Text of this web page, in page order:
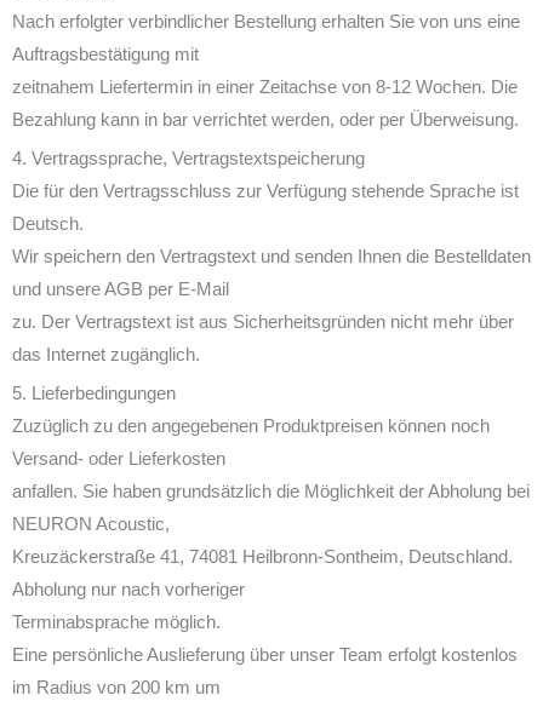
Nach erfolgter verbindlicher Bestellung erhalten Sie von uns eine
Auftragsbestätigung mit
zeitnahem Liefertermin in einer Zeitachse von 8-12 Wochen. Die
Bezahlung kann in bar verrichtet werden, oder per Überweisung.
4. Vertragssprache, Vertragstextspeicherung
Die für den Vertragsschluss zur Verfügung stehende Sprache ist
Deutsch.
Wir speichern den Vertragstext und senden Ihnen die Bestelldaten
und unsere AGB per E-Mail
zu. Der Vertragstext ist aus Sicherheitsgründen nicht mehr über
das Internet zugänglich.
5. Lieferbedingungen
Zuzüglich zu den angegebenen Produktpreisen können noch
Versand- oder Lieferkosten
anfallen. Sie haben grundsätzlich die Möglichkeit der Abholung bei
NEURON Acoustic,
Kreuzäckerstraße 41, 74081 Heilbronn-Sontheim, Deutschland.
Abholung nur nach vorheriger
Terminabsprache möglich.
Eine persönliche Auslieferung über unser Team erfolgt kostenlos
im Radius von 200 km um